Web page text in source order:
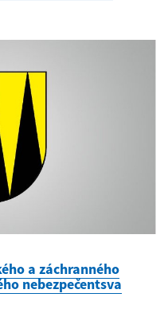
a záchranného
nebezpečentsva